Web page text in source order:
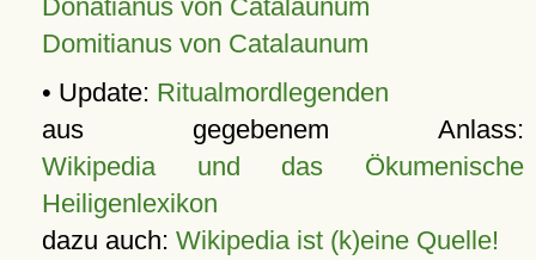
Donatianus von Catalaunum
Domitianus von Catalaunum
• Update: Ritualmordlegenden
aus gegebenem Anlass:
Wikipedia und das Ökumenische
Heiligenlexikon
dazu auch: Wikipedia ist (k)eine Quelle!